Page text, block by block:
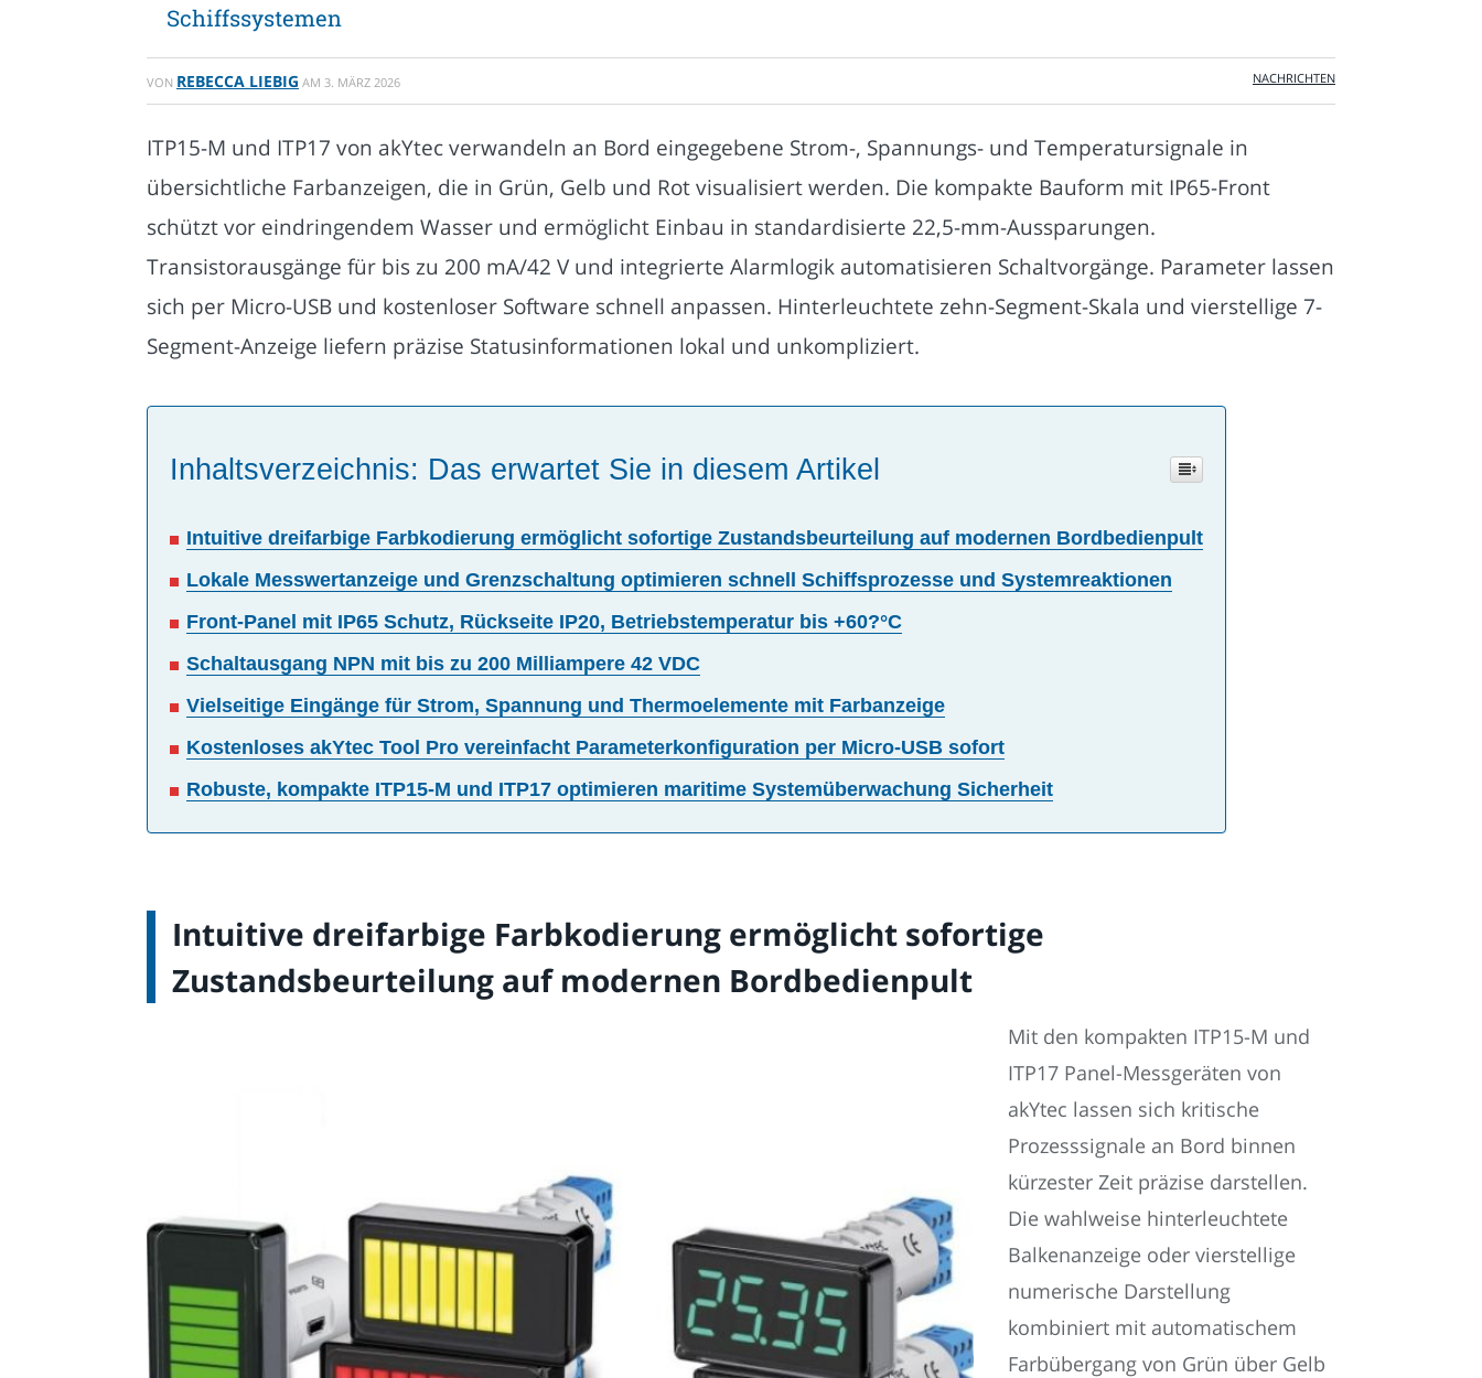
Schiffssystemen
VON REBECCA LIEBIG AM 3. MÄRZ 2026 NACHRICHTEN
ITP15-M und ITP17 von akYtec verwandeln an Bord eingegebene Strom-, Spannungs- und Temperatursignale in
übersichtliche Farbanzeigen, die in Grün, Gelb und Rot visualisiert werden. Die kompakte Bauform mit IP65-Front
schützt vor eindringendem Wasser und ermöglicht Einbau in standardisierte 22,5-mm-Aussparungen.
Transistorausgänge für bis zu 200 mA/42 V und integrierte Alarmlogik automatisieren Schaltvorgänge. Parameter lassen
sich per Micro-USB und kostenloser Software schnell anpassen. Hinterleuchtete zehn-Segment-Skala und vierstellige 7-
Segment-Anzeige liefern präzise Statusinformationen lokal und unkompliziert.
Inhaltsverzeichnis: Das erwartet Sie in diesem Artikel
Intuitive dreifarbige Farbkodierung ermöglicht sofortige Zustandsbeurteilung auf modernen Bordbedienpult
Lokale Messwertanzeige und Grenzschaltung optimieren schnell Schiffsprozesse und Systemreaktionen
Front-Panel mit IP65 Schutz, Rückseite IP20, Betriebstemperatur bis +60?°C
Schaltausgang NPN mit bis zu 200 Milliampere 42 VDC
Vielseitige Eingänge für Strom, Spannung und Thermoelemente mit Farbanzeige
Kostenloses akYtec Tool Pro vereinfacht Parameterkonfiguration per Micro-USB sofort
Robuste, kompakte ITP15-M und ITP17 optimieren maritime Systemüberwachung Sicherheit
Intuitive dreifarbige Farbkodierung ermöglicht sofortige
Zustandsbeurteilung auf modernen Bordbedienpult
Mit den kompakten ITP15-M und
ITP17 Panel-Messgeräten von
akYtec lassen sich kritische
Prozesssignale an Bord binnen
kürzester Zeit präzise darstellen.
Die wahlweise hinterleuchtete
Balkenanzeige oder vierstellige
numerische Darstellung
kombiniert mit automatischem
Farbübergang von Grün über Gelb